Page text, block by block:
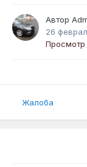
Автор
26
Просмотр
Жалоба